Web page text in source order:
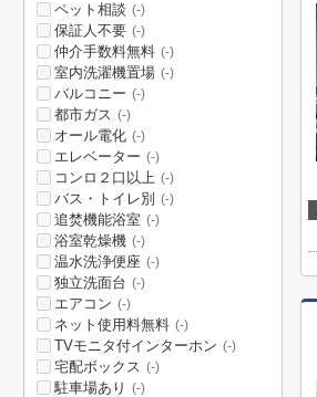
ペット相談 (-)
保証人不要 (-)
仲介手数料無料 (-)
室内洗濯機置場 (-)
バルコニー (-)
都市ガス (-)
オール電化 (-)
エレベーター (-)
コンロ２口以上 (-)
バス・トイレ別 (-)
追焚機能浴室 (-)
浴室乾燥機 (-)
温水洗浄便座 (-)
独立洗面台 (-)
エアコン (-)
ネット使用料無料 (-)
TVモニタ付インターホン (-)
宅配ボックス (-)
駐車場あり (-)